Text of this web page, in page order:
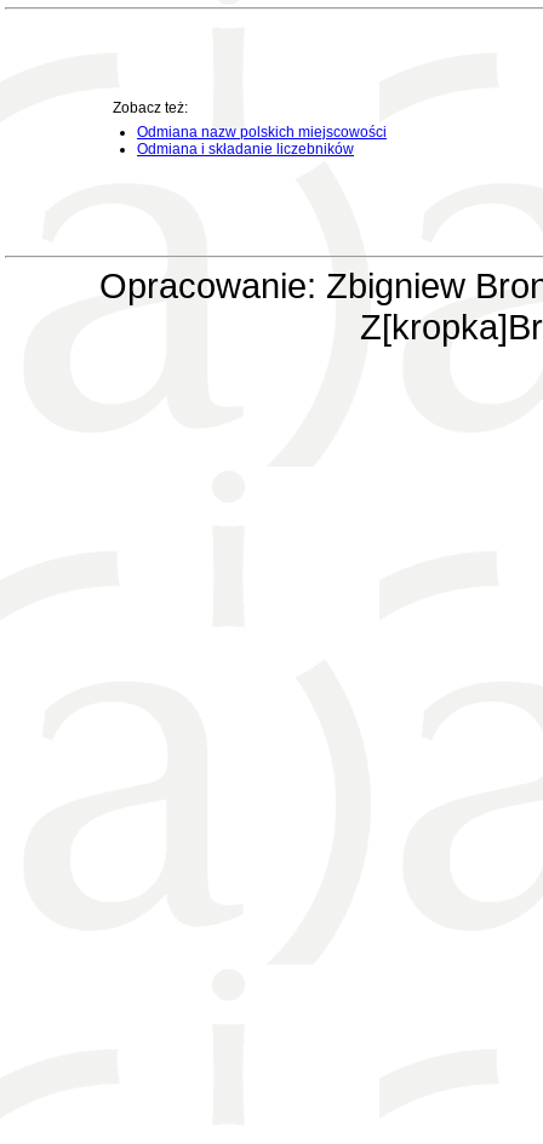
Zobacz też:
Odmiana nazw polskich miejscowości
Odmiana i składanie liczebników
Opracowanie: Zbigniew